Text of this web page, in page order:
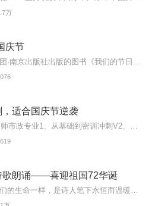
万
庆节
，适合国庆节逆袭
歌朗诵——喜迎祖国72华诞